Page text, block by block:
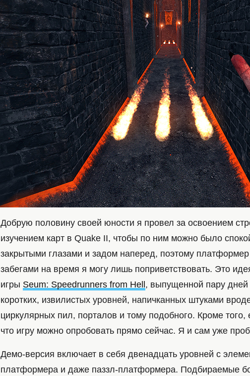
Добрую половину своей юности я провел за освоением
изучением карт в Quake II, чтобы по ним можно было
закрытыми глазами и задом наперед, поэтому платформер
забегами на время я могу лишь поприветствовать. Это
игры Seum: Speedrunners from Hell , выпущенной пару дней
коротких, извилистых уровней, напичканных штуками
циркулярных пил, порталов и тому подобного. Кроме того,
что игру можно опробовать прямо сейчас. Я и сам уже
Демо-версия включает в себя двенадцать уровней с
платформера и даже паззл-платформера. Подбираемые